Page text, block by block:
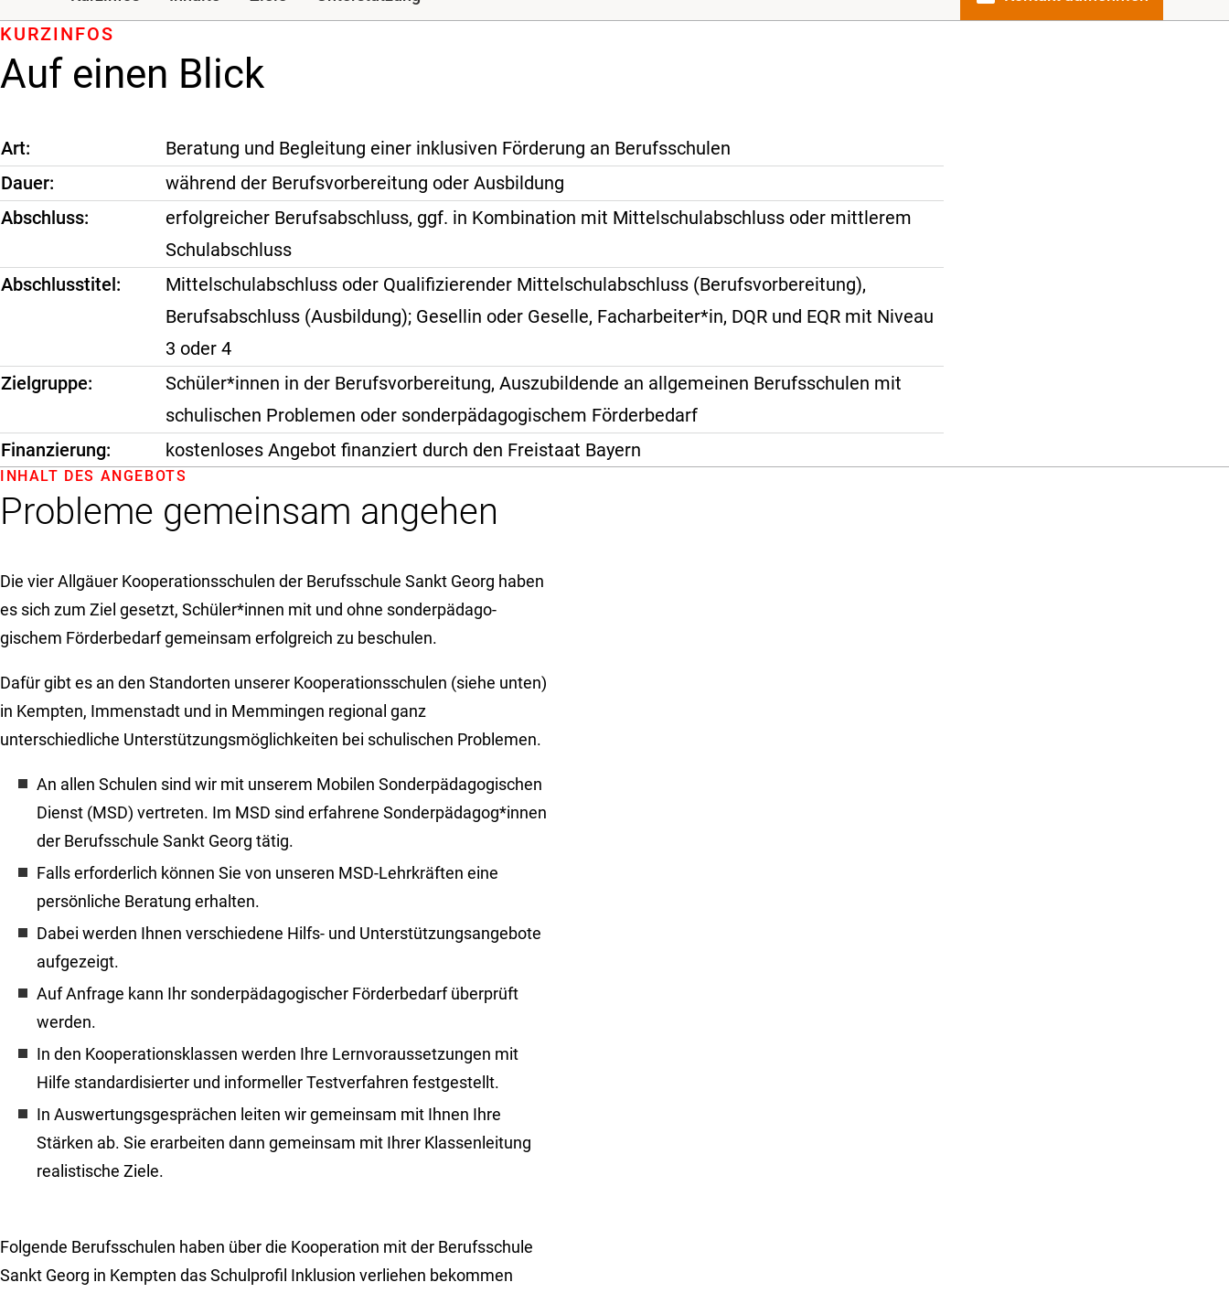
Auf einen Blick
KURZINFOS
Art
Beratung und Begleitung einer inklusiven Förderung an Berufsschulen
Dauer
während der Berufsvorbereitung oder Ausbildung
Abschluss
erfolgreicher Berufsabschluss, ggf. in Kombination mit Mittelschulabschluss oder mittlerem
Schulabschluss
Abschlusstitel
Mittelschulabschluss oder Qualifizierender Mittelschulabschluss (Berufsvorbereitung),
Berufsabschluss (Ausbildung); Gesellin oder Geselle, Facharbeiter*in, DQR und EQR mit Niveau
3 oder 4
Zielgruppe
Schüler*innen in der Berufsvorbereitung, Auszubildende an allgemeinen Berufsschulen mit
schulischen Problemen oder sonderpädagogischem Förderbedarf
Finanzierung
kostenloses Angebot finanziert durch den Freistaat Bayern
Probleme gemeinsam angehen
INHALT DES ANGEBOTS
Die vier Allgäuer Kooperationsschulen der Berufsschule Sankt Georg haben
es sich zum Ziel gesetzt, Schüler*innen mit und ohne sonder­pädago­
gischem Förderbedarf gemeinsam erfolgreich zu beschulen.
Dafür gibt es an den Standorten unserer Kooperationsschulen (siehe unten)
in Kempten, Immenstadt und in Memmingen regional ganz
unterschiedliche Unterstützungsmöglichkeiten bei schulischen Problemen.
An allen Schulen sind wir mit unserem Mobilen Sonderpädagogischen
Dienst (MSD) vertreten. Im MSD sind erfahrene Sonderpädagog*innen
der Berufsschule Sankt Georg tätig.
Falls erforderlich können Sie von unseren MSD-Lehrkräften eine
persönliche Beratung erhalten.
Dabei werden Ihnen verschiedene Hilfs- und Unterstützungsangebote
aufgezeigt.
Auf Anfrage kann Ihr sonderpädagogischer Förderbedarf überprüft
werden.
In den Kooperationsklassen werden Ihre Lernvoraussetzungen mit
Hilfe standardisierter und informeller Testverfahren festgestellt.
In Auswertungsgesprächen leiten wir gemeinsam mit Ihnen Ihre
Stärken ab. Sie erarbeiten dann gemeinsam mit Ihrer Klassenleitung
realistische Ziele.
Folgende Berufsschulen haben über die Kooperation mit der Berufsschule
Sankt Georg in Kempten das Schulprofil Inklusion verliehen bekommen